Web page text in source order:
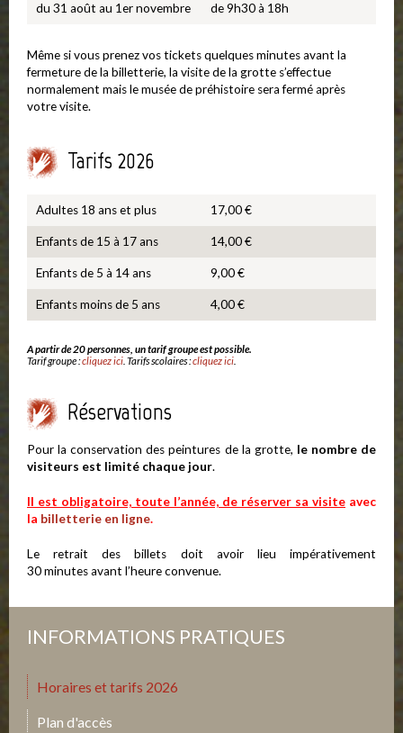
du 31 août au 1er novembre de 9h30 à 18h
Même si vous prenez vos tickets quelques minutes avant la
fermeture de la billetterie, la visite de la grotte s’effectue
normalement mais le musée de préhistoire sera fermé après
votre visite.
Tarifs 2026
Adultes 18 ans et plus 17,00 €
Enfants de 15 à 17 ans 14,00 €
Enfants de 5 à 14 ans 9,00 €
Enfants moins de 5 ans 4,00 €
A partir de 20 personnes, un tarif groupe est possible.
Tarif groupe :cliquez ici . Tarifs scolaires :cliquez ici
Réservations
Pour la conservation des peintures de la grotte, le nombre de
visiteurs est limité chaque jour.
Il est obligatoire, toute l’année, de réserver sa visite avec
la billetterie en ligne.
Le retrait des billets doit avoir lieu impérativement
30 minutes avant l’heure convenue.
INFORMATIONS PRATIQUES
Horaires et tarifs 2026
Plan d'accès